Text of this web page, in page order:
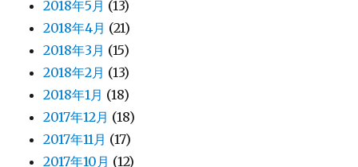
2018年5月 (13)
2018年4月 (21)
2018年3月 (15)
2018年2月 (13)
2018年1月 (18)
2017年12月 (18)
2017年11月 (17)
2017年10月 (12)